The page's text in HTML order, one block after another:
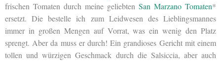
frischen Tomaten durch meine geliebten San Marzano Tomaten*
ersetzt. Die bestelle ich zum Leidwesen des Lieblingsmannes
immer in großen Mengen auf Vorrat, was ein wenig den Platz
sprengt. Aber da muss er durch! Ein grandioses Gericht mit einem
tollen und würzigen Geschmack durch die Salsiccia, aber auch